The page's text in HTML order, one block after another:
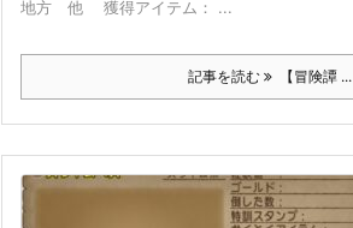
地方 他 獲得アイテム： ...
記事を読む 【冒険譚 ...